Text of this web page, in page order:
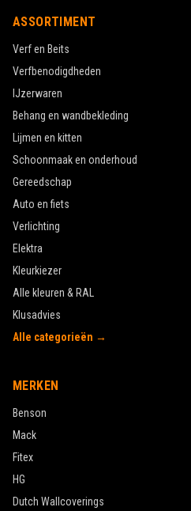
ASSORTIMENT
Verf en Beits
Verfbenodigdheden
IJzerwaren
Behang en wandbekleding
Lijmen en kitten
Schoonmaak en onderhoud
Gereedschap
Auto en fiets
Verlichting
Elektra
Kleurkiezer
Alle kleuren & RAL
Klusadvies
Alle categorieën →
MERKEN
Benson
Mack
Fitex
HG
Dutch Wallcoverings